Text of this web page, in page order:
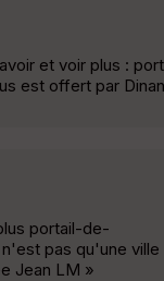
et voir plus :
est offert par
portail-de-
pas qu'une
Jean LM »